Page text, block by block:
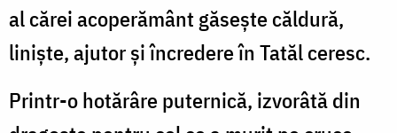
al cărei acoperământ găseşte căldură,
linişte, ajutor şi încredere în Tatăl ceresc.
Printr-o hotărâre puternică, izvorâtă din